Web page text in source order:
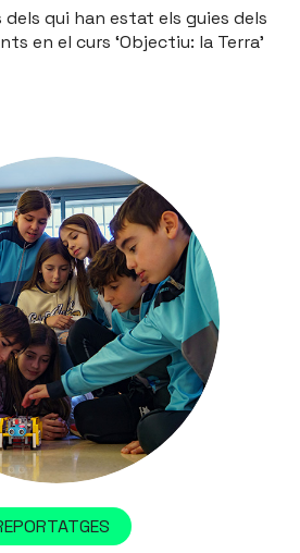
dels qui han estat els guies dels
en el curs ‘Objectiu: la Terra’